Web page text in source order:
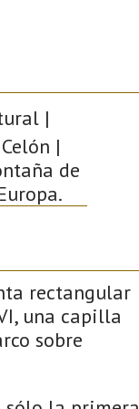
|
|
de
rectangular
una capilla
sobre